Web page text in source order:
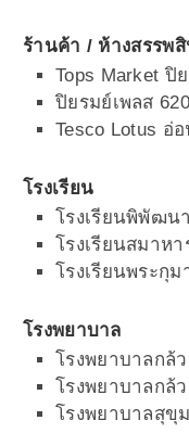
ร้านค้า / ห้างสรรพ
Tops Market ปิ
ปิยรมย์เพลส
Tesco Lotus อ่
โรงเรียน
โรงเรียนพิพัฒนา
โรงเรียนสมาห
โรงเรียนพระกุม
โรงพยาบาล
โรงพยาบาลกล้
โรงพยาบาลกล้
โรงพยาบาลสุขุ